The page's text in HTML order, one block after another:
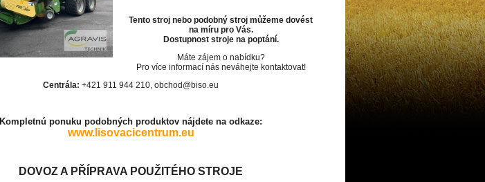
Tento stroj nebo podobný stroj můžeme dovést
na míru pro Vás.
Dostupnost stroje na poptání.
Máte zájem o nabídku?
Pro více informací nás neváhejte kontaktovat!
Centrála: +421 911 944 210, obchod@biso.eu
Kompletnú ponuku podobných produktov nájdete na odkaze:
www.lisovacicentrum.eu
DOVOZ A PŘÍPRAVA POUŽITÉHO STROJE